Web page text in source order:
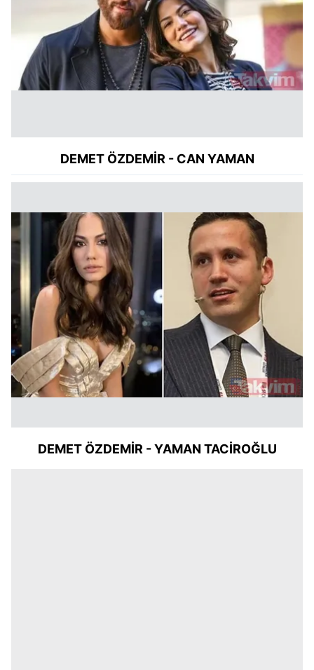
DEMET ÖZDEMİR - CAN YAMAN
DEMET ÖZDEMİR -YAMAN TACİROĞLU